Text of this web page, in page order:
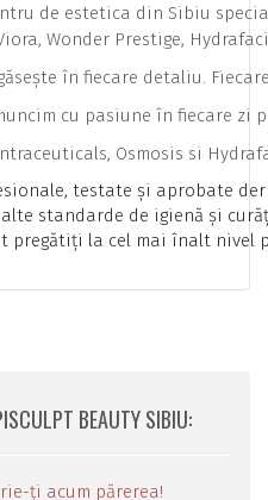
de estetica din Sibiu
Wonder Prestige,
în fiecare detaliu.
cu pasiune în fiecare
Osmosis si
testate și aprobate
standarde de igienă și
la cel mai înalt nivel
BEAUTY SIBIU:
ți acum părerea!